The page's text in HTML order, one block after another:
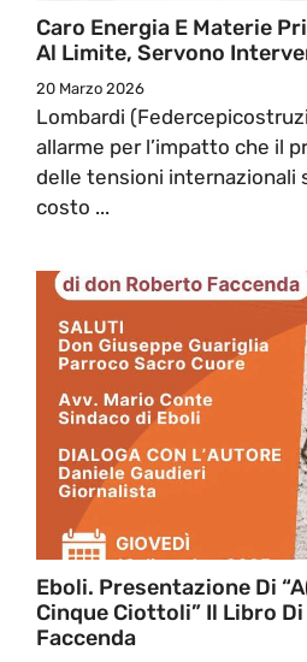
Caro Energia E Materie
Al Limite, Servono
20 Marzo 2026
Lombardi
allarme per l’impatto che il
delle tensioni internazionali
costo ...
Eboli. Presentazione Di
Cinque Ciottoli” Il Libro
Faccenda